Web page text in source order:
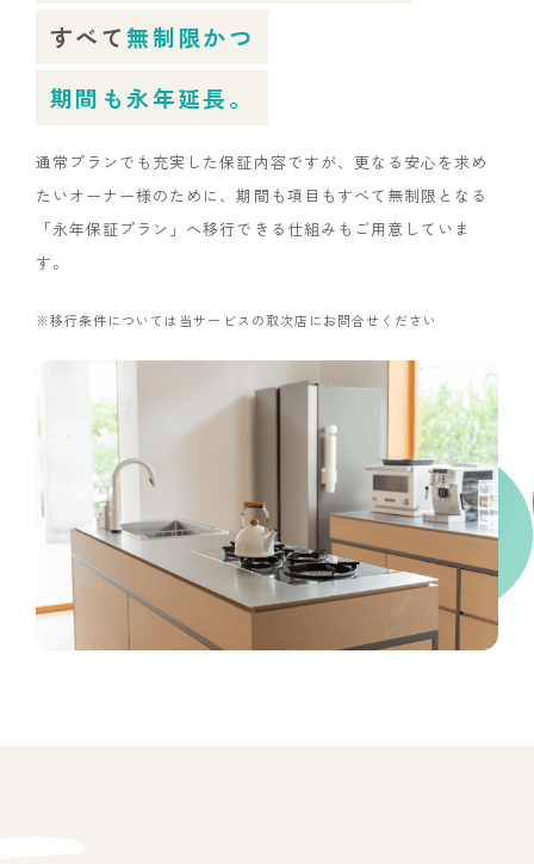
すべて無制限かつ
期間も永年延長。
通常プランでも充実した保証内容ですが、更なる安心を求め
たいオーナー様のために、期間も項目もすべて無制限となる
「永年保証プラン」へ移行できる仕組みもご用意していま
す。
※移行条件については当サービスの取次店にお問合せください